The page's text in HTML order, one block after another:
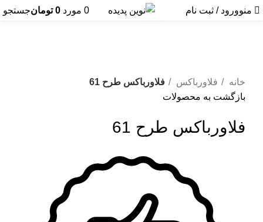
منوورود / ثبت نام 0 مورد 0 تومانجستجو
خانه
فلاورباکس
فلاورباکس طرح 61
بازگشت به محصولات
فلاورباکس طرح 61